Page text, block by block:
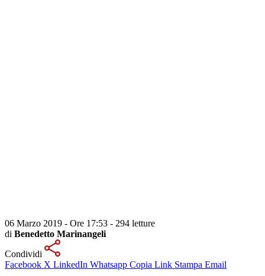
06 Marzo 2019 - Ore 17:53 - 294 letture
di Benedetto Marinangeli
Condividi
Facebook X LinkedIn Whatsapp Copia Link Stampa Email